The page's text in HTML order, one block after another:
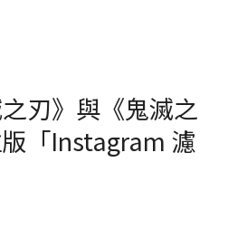
刃》與《鬼滅之
「Instagram 濾